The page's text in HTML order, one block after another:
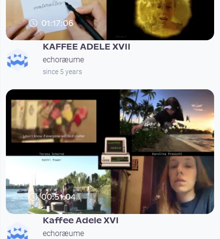
01:17:06
KAFFEE ADELE XVII
echoræume
since 5 years
00:51:04
Kaffee Adele XVI
echoræume